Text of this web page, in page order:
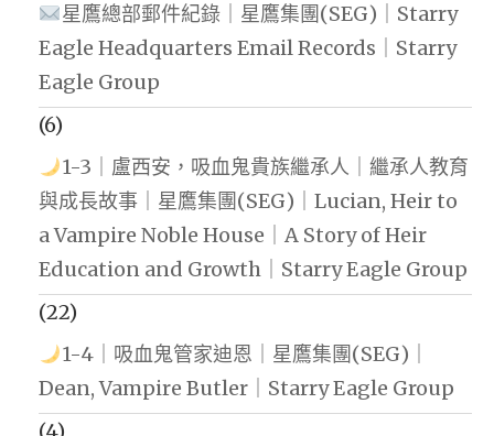
星鷹總部郵件紀錄｜星鷹集團(SEG)｜Starry
Eagle Headquarters Email Records｜Starry
Eagle Group
(6)
1-3｜盧西安，吸血鬼貴族繼承人｜繼承人教育
與成長故事｜星鷹集團(SEG)｜Lucian, Heir to
a Vampire Noble House｜A Story of Heir
Education and Growth｜Starry Eagle Group
(22)
1-4｜吸血鬼管家迪恩｜星鷹集團(SEG)｜
Dean, Vampire Butler｜Starry Eagle Group